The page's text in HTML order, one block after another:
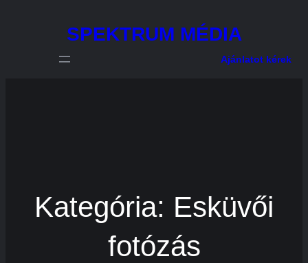
tartalomhoz
SPEKTRUM MÉDIA
Ajánlatot kérek
Kategória: Esküvői
fotózás